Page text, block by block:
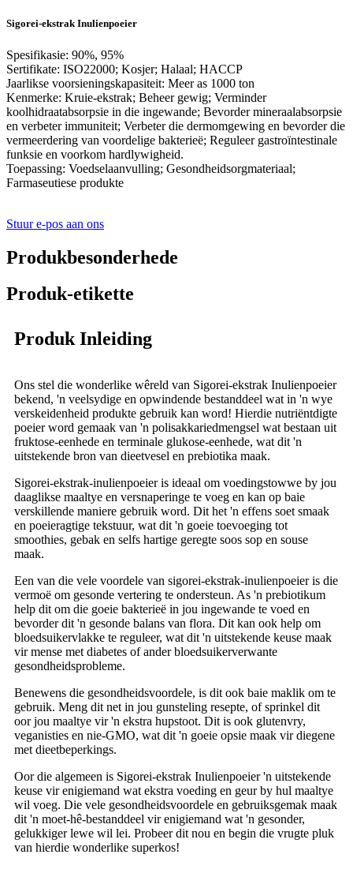
Sigorei-ekstrak Inulienpoeier
Spesifikasie: 90%, 95%
Sertifikate: ISO22000; Kosjer; Halaal; HACCP
Jaarlikse voorsieningskapasiteit: Meer as 1000 ton
Kenmerke: Kruie-ekstrak; Beheer gewig; Verminder
koolhidraatabsorpsie in die ingewande; Bevorder mineraalabsorpsie
en verbeter immuniteit; Verbeter die dermomgewing en bevorder die
vermeerdering van voordelige bakterieë; Reguleer gastroïntestinale
funksie en voorkom hardlywigheid.
Toepassing: Voedselaanvulling; Gesondheidsorgmateriaal;
Farmaseutiese produkte
Stuur e-pos aan ons
Produkbesonderhede
Produk-etikette
Produk Inleiding
Ons stel die wonderlike wêreld van Sigorei-ekstrak Inulienpoeier
bekend, 'n veelsydige en opwindende bestanddeel wat in 'n wye
verskeidenheid produkte gebruik kan word! Hierdie nutriëntdigte
poeier word gemaak van 'n polisakkariedmengsel wat bestaan ​​uit
fruktose-eenhede en terminale glukose-eenhede, wat dit 'n
uitstekende bron van dieetvesel en prebiotika maak.
Sigorei-ekstrak-inulienpoeier is ideaal om voedingstowwe by jou
daaglikse maaltye en versnaperinge te voeg en kan op baie
verskillende maniere gebruik word. Dit het 'n effens soet smaak
en poeieragtige tekstuur, wat dit 'n goeie toevoeging tot
smoothies, gebak en selfs hartige geregte soos sop en souse
maak.
Een van die vele voordele van sigorei-ekstrak-inulienpoeier is die
vermoë om gesonde vertering te ondersteun. As 'n prebiotikum
help dit om die goeie bakterieë in jou ingewande te voed en
bevorder dit 'n gesonde balans van flora. Dit kan ook help om
bloedsuikervlakke te reguleer, wat dit 'n uitstekende keuse maak
vir mense met diabetes of ander bloedsuikerverwante
gesondheidsprobleme.
Benewens die gesondheidsvoordele, is dit ook baie maklik om te
gebruik. Meng dit net in jou gunsteling resepte, of sprinkel dit
oor jou maaltye vir 'n ekstra hupstoot. Dit is ook glutenvry,
veganisties en nie-GMO, wat dit 'n goeie opsie maak vir diegene
met dieetbeperkings.
Oor die algemeen is Sigorei-ekstrak Inulienpoeier 'n uitstekende
keuse vir enigiemand wat ekstra voeding en geur by hul maaltye
wil voeg. Die vele gesondheidsvoordele en gebruiksgemak maak
dit 'n moet-hê-bestanddeel vir enigiemand wat 'n gesonder,
gelukkiger lewe wil lei. Probeer dit nou en begin die vrugte pluk
van hierdie wonderlike superkos!